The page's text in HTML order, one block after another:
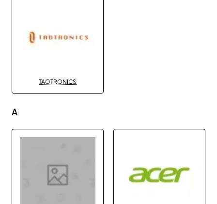
TAOTRONICS
A